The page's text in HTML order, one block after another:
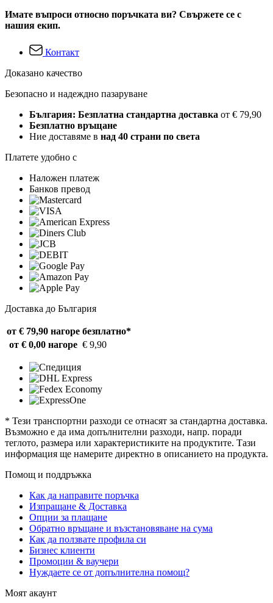
Имате въпроси относно поръчката ви? Свържете се с
нашия екип.
Контакт
Доказано качество
Безопасно и надеждно пазаруване
България: Безплатна стандартна доставка от € 79,90
Безплатно връщане
Ние доставяме в над 40 страни по света
Платете удобно с
Наложен платеж
Банков превод
Доставка до България
от € 79,90 нагоре безплатно*
от € 0,00 нагоре € 9,90
* Тези транспортни разходи се отнасят за стандартна доставка.
Възможно е да има допълнителни разходи, напр. поради
теглото, размера или характеристиките на продуктите. Тази
информация ще намерите директно в описанието на продукта.
Помощ и поддръжка
Как да направите поръчка
Изпращане & Доставка
Опции за плащане
Обратно връщане и възстановяване на сума
Как да ползвате профила си
Бизнес клиенти
Промоции & ваучери
Нуждаете се от допълнителна помощ?
Моят акаунт